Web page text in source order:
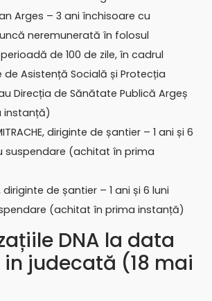
Arges – 3 ani închisoare cu
neremunerată în folosul
de 100 de zile, în cadrul
de Asistență Socială și Protecția
Direcția de Sănătate Publică Argeș
instanță)
diriginte de șantier – 1 ani și 6
suspendare (achitat în prima
diriginte de șantier – 1 ani și 6 luni
(achitat în prima instanță)
DNA la data
judecată (18 mai